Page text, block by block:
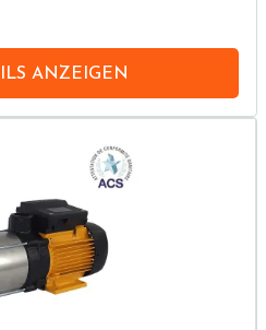
ANZEIGEN